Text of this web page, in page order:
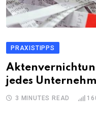
PRAXISTIPPS
jedes
3 MINUTES READ